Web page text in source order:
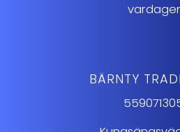
BÄRNTY